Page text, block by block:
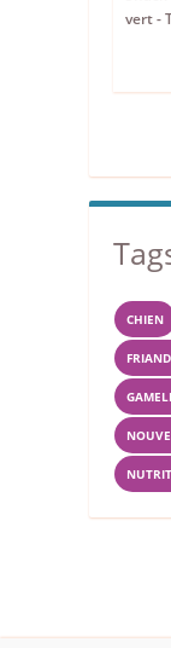
vert -
CHIEN